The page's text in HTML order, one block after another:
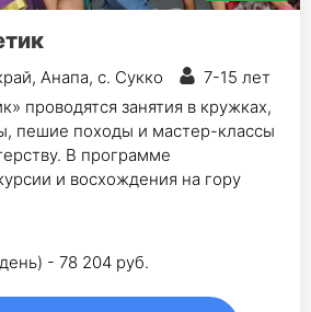
Анапа, с. Сукко
7-15 лет
проводятся занятия в кружках,
пешие походы и мастер-классы
В программе
и восхождения на гору
- 78 204 руб.